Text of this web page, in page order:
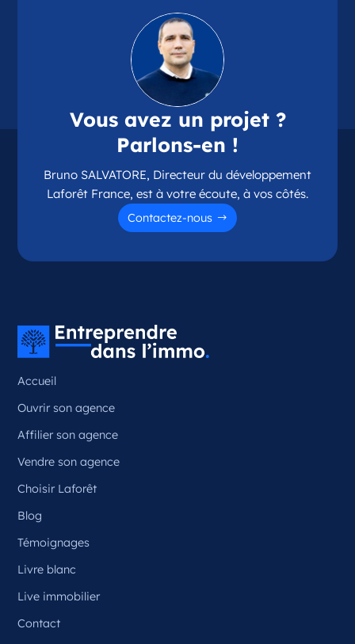
Opportunité d’ouverture à Chamalières
Chamalières Auvergne-Rhône-Alpes
France
: 63075
Plus d'infos
Candidater
France
Référence: 87050
Plus d'infos
Candidater
Opportunité d’ouverture à Ceyrat
Référence
Plus d'infos
Candidater
Vous avez un projet ?
Parlons-en !
Bruno SALVATORE, Directeur du développement
Laforêt France, est à votre écoute, à vos côtés.
Contactez-nous
Accueil
Ouvrir son agence
Affilier son agence
Vendre son agence
Choisir Laforêt
Blog
Témoignages
Livre blanc
Live immobilier
Contact